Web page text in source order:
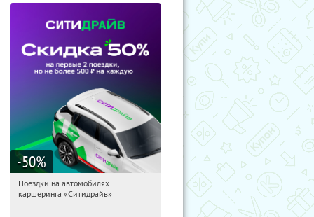
-50%
17:17:44
Получи первым!
Поездки на автомобилях
каршеринга «Ситидрайв»